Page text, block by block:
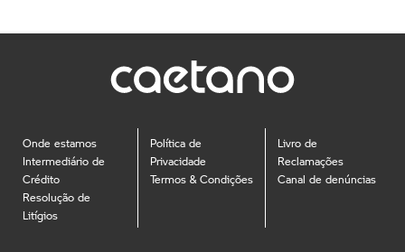
Onde estamos
Intermediário de
Crédito
Resolução de
Litígios
Política de
Privacidade
Termos & Condições
Livro de
Reclamações
Canal de denúncias